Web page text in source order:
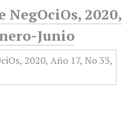
NegOciOs, 2020,
Junio